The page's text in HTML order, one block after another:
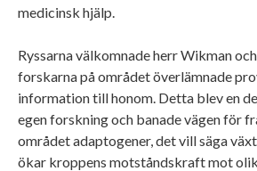
medicinsk hjälp.
Ryssarna välkomnade herr Wikman
forskarna på området överlämnade
information till honom. Detta blev en
egen forskning och banade vägen för
området adaptogener, det vill säga
ökar kroppens motståndskraft mot